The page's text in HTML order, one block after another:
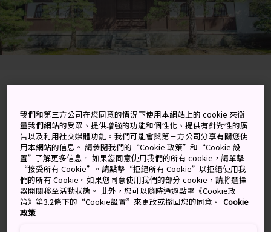
ken
在 Google 地圖上檢視
取得轉乘資訊
關鍵字 地圖
我們和第三方公司在您同意的情況下使用本網站上的 cookie 來衡
量我們網站的受眾、提供增強的功能和個性化、提供有針對性的廣
告以及利用社交媒體功能。我們可能會與第三方公司分享有關您使
用本網站的信息。 請參閱我們的“Cookie 政策”和“Cookie 設
置”了解更多信息。 如果您同意使用我們的所有 cookie，請單擊
“接受所有 Cookie”。請點擊“拒絕所有 Cookie”以拒絕使用我
們的所有 Cookie。如果您同意使用我們的部分 cookie，請將選擇
器開關移至活動狀態。 此外，您可以隨時通過點擊《Cookie政
策》第3.2條下的“Cookie設置”來更改或撤回您的同意。 Cookie
政策